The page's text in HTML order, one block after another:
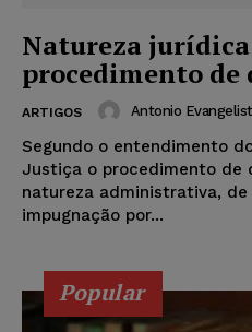
Natureza
procedimento
ARTIGOS Antonio
Segundo o entendimento
Justiça o procedimento de
natureza administrativa,
impugnação por...
Popular